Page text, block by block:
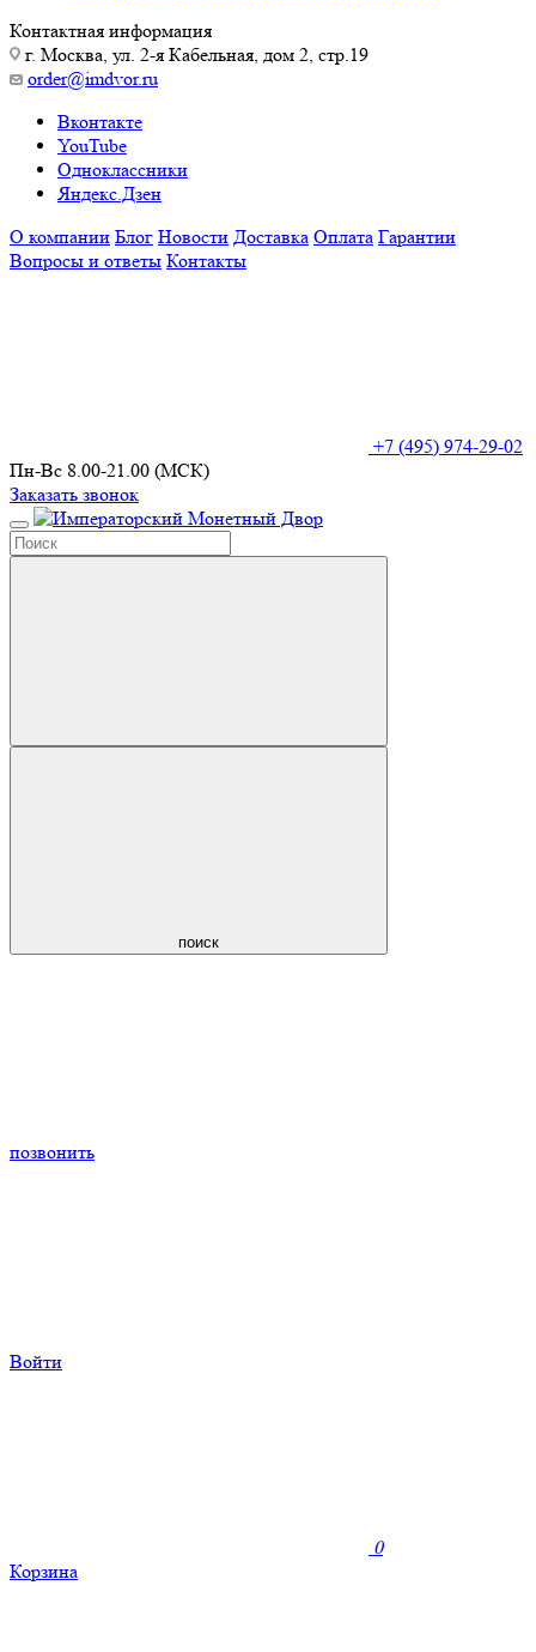
Контактная информация
г. Москва, ул. 2-я Кабельная, дом 2, стр.19
order@imdvor.ru
Вконтакте
YouTube
Одноклассники
Яндекс.Дзен
О компании Блог Новости Доставка Оплата Гарантии
Вопросы и ответы Контакты
+7 (495) 974-29-02
Пн-Вс 8.00-21.00 (МСК)
Заказать звонок
поиск
позвонить
Войти
0
Корзина